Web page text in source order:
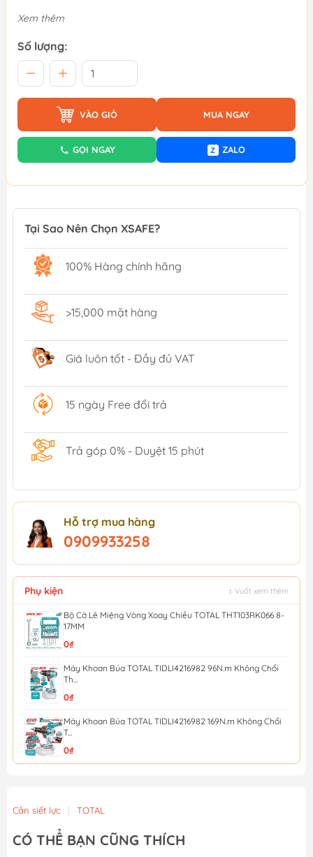
Xem thêm
Số lượng:
VÀO GIỎ MUA NGAY
GỌI NGAY Z ZALO
Tại Sao Nên Chọn XSAFE?
100% Hàng chính hãng
>15,000 mặt hàng
Giá luôn tốt - Đầy đủ VAT
15 ngày Free đổi trả
Trả góp 0% - Duyệt 15 phút
Hỗ trợ mua hàng
0909933258
Phụ kiện ↕ Vuốt xem thêm
Bộ Cờ Lê Miệng Vòng Xoay Chiều TOTAL THT103RK066 8-
17MM
0₫
Máy Khoan Búa TOTAL TIDLI4216982 96N.m Không Chổi
Th...
0₫
Máy Khoan Búa TOTAL TIDLI4216982 169N.m Không Chổi
T...
0₫
Bộ 5 kìm tay cầm TPR chuyên dụng TOTAL THT2K0588
432.000₫
Cần siết lực | TOTAL
CÓ THỂ BẠN CŨNG THÍCH